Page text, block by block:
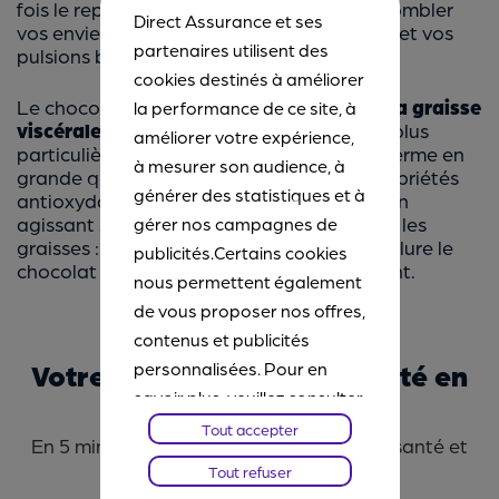
fois le repas terminé. Cela vous aidera à combler
vos envies de sucre, à calmer vos fringales et vos
pulsions boulimiques.
Le chocolat noir aide, en outre, àréduire la graisse
viscérale . Cela, grâce aux flavonoïdes, et plus
particulièrement aux catéchines, qu’il renferme en
grande quantité. Cette substance aux propriétés
antioxydantes favorise la perte de poids en
agissant sur l’hormone chargée de stocker les
graisses : l’insuline. Une raison de plus d’inclure le
chocolat noir dans son régime amaigrissant.
Votre tarif d’assurance santé en
quelques clics !
En 5 min, personnalisez votre assurance santé et
obtenez le prix le plus serré
Direct Assurance et ses
partenaires utilisent des
cookies destinés à améliorer
la performance de ce site, à
améliorer votre expérience,
à mesurer son audience, à
générer des statistiques et à
gérer nos campagnes de
publicités.Certains cookies
nous permettent également
de vous proposer nos offres,
contenus et publicités
personnalisées. Pour en
savoir plus, veuillez consulter
notre
Chartes Cookies
. Vous
pourrez à tout moment
paramétrer vos choix et
Tout accepter
Tout refuser